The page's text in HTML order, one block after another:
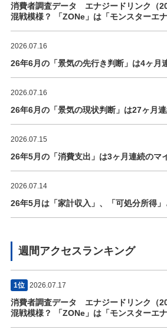
消費者調査データ エナジードリンク（
混戦模様？ 「ZONe」は「モンスターエ
2026.07.16
26年6月の「景気の先行き判断」は4ヶ月
2026.07.16
26年6月の「景気の現状判断」は27ヶ月
2026.07.15
26年5月の「消費支出」は3ヶ月連続のマ
2026.07.14
26年5月は「家計収入」、「可処分所得
週間アクセスランキング
1位 2026.07.17
消費者調査データ エナジードリンク（
混戦模様？ 「ZONe」は「モンスターエ